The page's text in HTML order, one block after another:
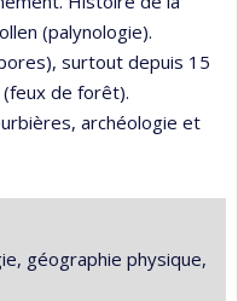
(palynologie).
surtout depuis 15
de forêt).
archéologie et
géographie physique,